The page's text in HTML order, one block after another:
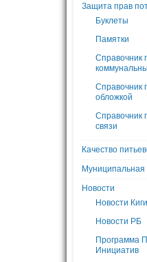
Защита прав
Буклеты
Памятки
Справочник
Справочник
обложкой
Справочник
связи
Качество
Муниципальная
Новости
Новости
Новости РБ
Программа
Инициатив